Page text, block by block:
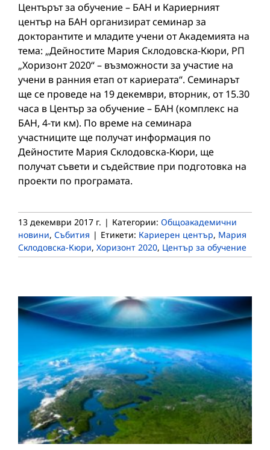
Центърът за обучение – БАН и Кариерният
център на БАН организират семинар за
докторантите и младите учени от Академията на
тема: „Дейностите Мария Склодовска-Кюри, РП
„Хоризонт 2020“ – възможности за участие на
учени в ранния етап от кариерата“. Семинарът
ще се проведе на 19 декември, вторник, от 15.30
часа в Център за обучение – БАН (комплекс на
БАН, 4-ти км). По време на семинара
участниците ще получат информация по
Дейностите Мария Склодовска-Кюри, ще
получат съвети и съдействие при подготовка на
проекти по програмата.
13 декември 2017 г. | Категории: Общоакадемични
новини, Събития | Етикети: Кариерен център, Мария
Склодовска-Кюри, Хоризонт 2020, Център за обучение